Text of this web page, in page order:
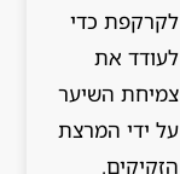
לקרקפת כדי
לעודד את
צמיחת השיער
על ידי המרצת
הזקיקים.